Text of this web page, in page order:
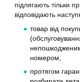
підлягають тільки
відповідають
товар від
номером;
протягом